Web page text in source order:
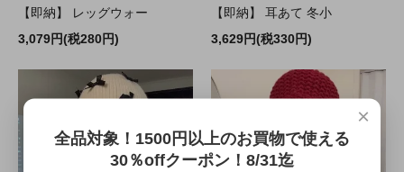
【即納】 レッグウォー
3,079円(税280円)
【即納】 耳あて 冬小
3,629円(税330円)
×
全品対象！1500円以上のお買物で使える
30％offクーポン！8/31迄